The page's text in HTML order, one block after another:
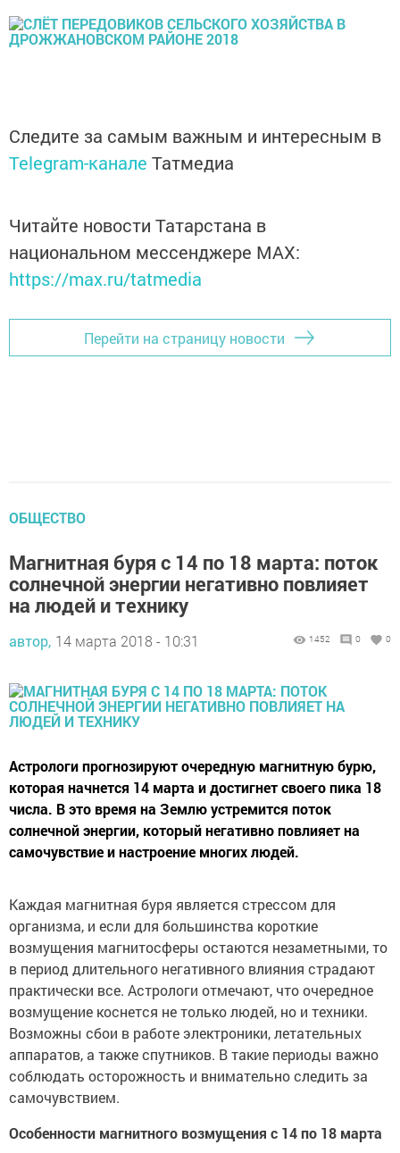
Следите за самым важным и интересным в
Telegram-канале Татмедиа
Читайте новости Татарстана в
национальном мессенджере MАХ:
https://max.ru/tatmedia
Перейти на страницу новости
ОБЩЕСТВО
Магнитная буря с 14 по 18 марта: поток
солнечной энергии негативно повлияет
на людей и технику
автор, 14 марта 2018 - 10:31 1452 0 0
Астрологи прогнозируют очередную магнитную бурю,
которая начнется 14 марта и достигнет своего пика 18
числа. В это время на Землю устремится поток
солнечной энергии, который негативно повлияет на
самочувствие и настроение многих людей.
Каждая магнитная буря является стрессом для
организма, и если для большинства короткие
возмущения магнитосферы остаются незаметными, то
в период длительного негативного влияния страдают
практически все. Астрологи отмечают, что очередное
возмущение коснется не только людей, но и техники.
Возможны сбои в работе электроники, летательных
аппаратов, а также спутников. В такие периоды важно
соблюдать осторожность и внимательно следить за
самочувствием.
Особенности магнитного возмущения с 14 по 18 марта